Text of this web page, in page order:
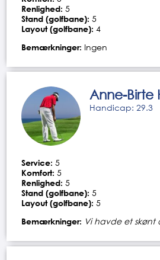
Renlighed: 5
Stand (golfbane): 5
Layout (golfbane): 4
Bemærkninger: Ingen
Anne-Birte
Handicap: 29.3
Service: 5
Komfort: 5
Renlighed: 5
Stand (golfbane): 5
Layout (golfbane): 5
Bemærkninger: Vi havde et skønt